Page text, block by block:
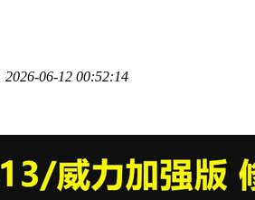
2026-06-12 00:52:14